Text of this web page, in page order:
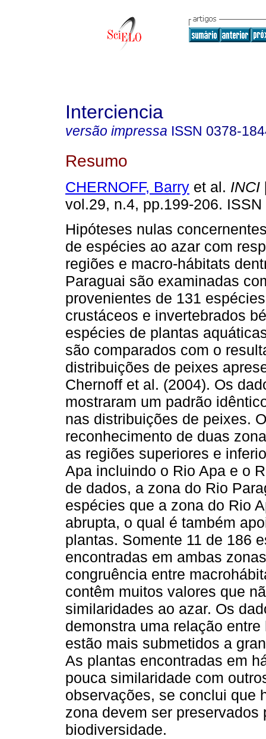
Interciencia
versão impressa ISSN 0378-
Resumo
CHERNOFF, Barry et al. INCI
vol.29, n.4, pp.199-206.
Hipóteses nulas
de espécies ao azar com
regiões e macro-hábitats
Paraguai são examinadas
provenientes de 131
crustáceos e invertebrados
espécies de plantas
são comparados com o
distribuições de peixes
Chernoff et al. (2004). Os
mostraram um padrão
nas distribuições de peixes.
reconhecimento de duas
as regiões superiores e
Apa incluindo o Rio Apa e o
de dados, a zona do Rio
espécies que a zona do Rio
abrupta, o qual é também
plantas. Somente 11 de 186
encontradas em ambas
congruência entre
contêm muitos valores que
similaridades ao azar. Os
demonstra uma relação
estão mais submetidos a
As plantas encontradas em
pouca similaridade com
observações, se conclui que
zona devem ser
biodiversidade.